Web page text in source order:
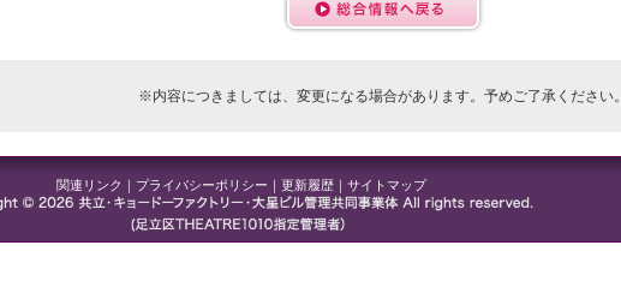
※内容につきましては、変更になる場合があります。予めご了承ください。
関連リンク ｜ プライバシーポリシー ｜ 更新履歴 ｜ サイトマップ